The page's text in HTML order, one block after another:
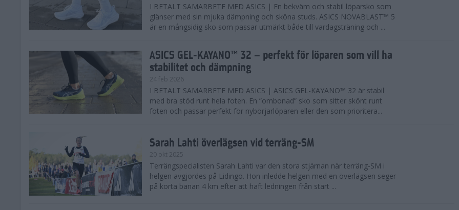
I BETALT SAMARBETE MED ASICS | En bekväm och stabil löparsko som
glänser med sin mjuka dämpning och sköna studs. ASICS NOVABLAST™ 5
är en mångsidig sko som passar utmärkt både till vardagsträning och ...
ASICS GEL-KAYANO™ 32 – perfekt för löparen som vill ha
stabilitet och dämpning
24 feb 2026
I BETALT SAMARBETE MED ASICS | ASICS GEL-KAYANO™ 32 är stabil
med bra stöd runt hela foten. En ”ombonad” sko som sitter skönt runt
foten och passar perfekt för nybörjarlöparen eller den som prioritera...
Sarah Lahti överlägsen vid terräng-SM
20 okt 2025
Terrängspecialisten Sarah Lahti var den stora stjärnan när terräng-SM i
helgen avgjordes på Lidingö. Hon inledde helgen med en överlägsen seger
på korta banan 4 km efter att haft ledningen från start ...